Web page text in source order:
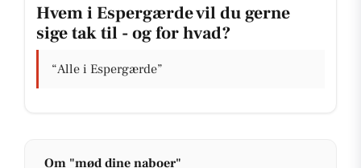
Hvem i Espergærde vil du gerne
sige tak til - og for hvad?
“Alle i Espergærde”
Om "mød dine naboer"